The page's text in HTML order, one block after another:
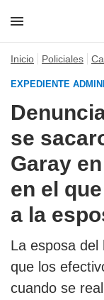
Inicio Policiales
EXPEDIENTE
se
Garay
en el
a la
La esposa del
que los
cuando se